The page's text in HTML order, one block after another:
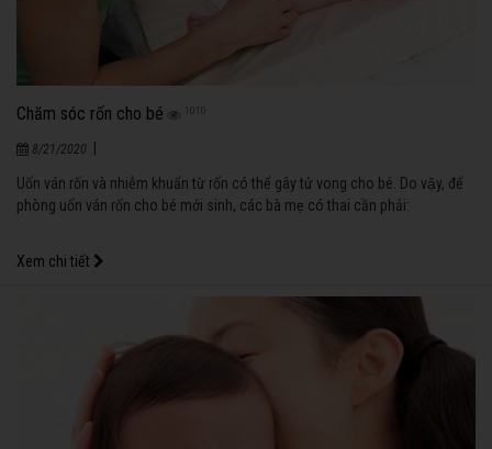
Chăm sóc rốn cho bé
8/21/2020
Uốn ván rốn và nhiễm khuẩn từ rốn có thể gây tử vong cho bé. Do vậy, để
phòng uốn ván rốn cho bé mới sinh, các bà mẹ có thai cần phải:
Xem chi tiết